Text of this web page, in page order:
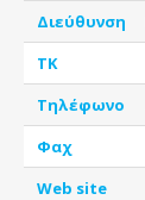
Διεύθυνση
ΤΚ
Τηλέφωνο
Φαχ
Web site